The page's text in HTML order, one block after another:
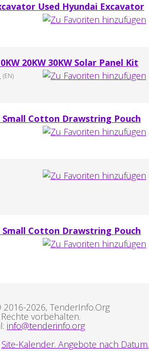
Used Hyundai Excavator
20KW 30KW Solar Panel Kit
(EN)
Small Cotton Drawstring Pouch
Small Cotton Drawstring Pouch
2026, TenderInfo.Org
vorbehalten.
info@tenderinfo.org
Site-Kalender. Angebote nach Datum.